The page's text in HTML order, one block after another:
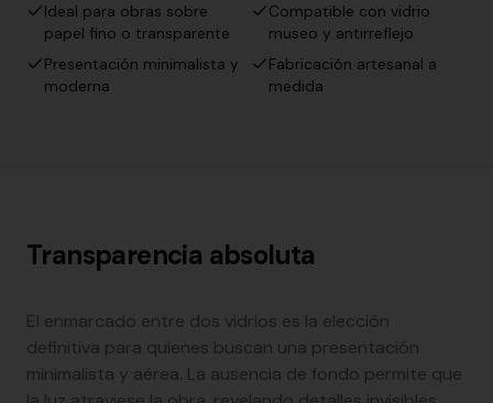
Ideal para obras sobre
papel fino o transparente
Compatible con vidrio
museo y antirreflejo
Presentación minimalista y
moderna
Fabricación artesanal a
medida
Transparencia absoluta
El enmarcado entre dos vidrios es la elección
definitiva para quienes buscan una presentación
minimalista y aérea. La ausencia de fondo permite que